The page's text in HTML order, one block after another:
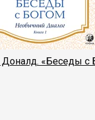
«Беседы с